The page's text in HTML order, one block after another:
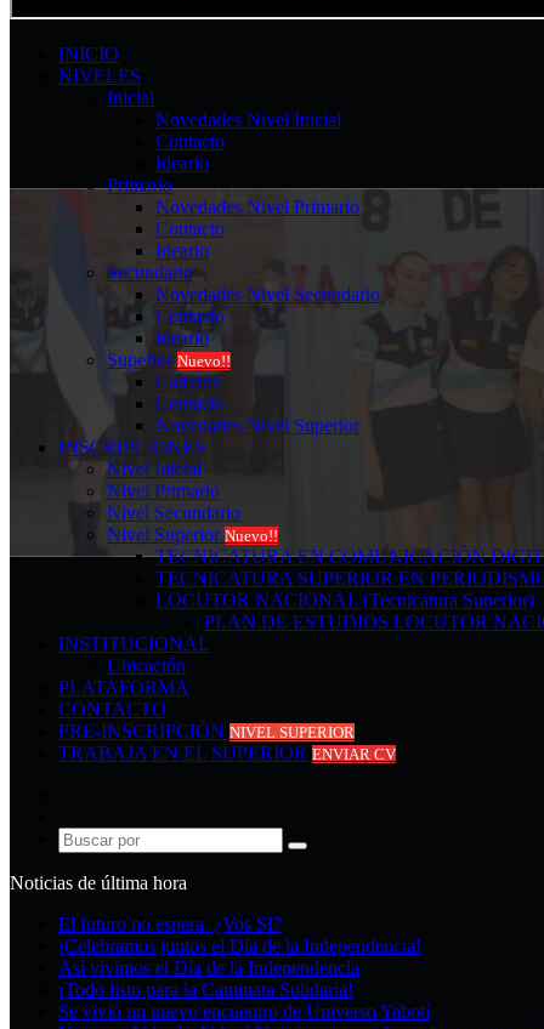
INICIO
NIVELES
Inicial
Novedades Nivel Inicial
Contacto
Ideario
Primario
Novedades Nivel Primario
Contacto
Ideario
Secundario
Novedades Nivel Secundario
Contacto
Ideario
SuperiorNuevo!!
Carreras
Contacto
Novedades Nivel Superior
INSCRIPCIONES
Nivel Inicial
Nivel Primario
Nivel Secundario
Nivel Superior Nuevo!!
TECNICATURA EN COMUNICACIÓN
TECNICATURA SUPERIOR EN
LOCUTOR NACIONAL (Tecnicatura Superior)
PLAN DE ESTUDIOS LOCUTOR
INSTITUCIONAL
Ubicación
PLATAFORMA
CONTACTO
PRE-INSCRIPCIÓN NIVEL SUPERIOR
TRABAJA EN EL SUPERIOR ENVIAR CV
al
azar
Buscar
Noticias de última hora
El futuro no espera. ¿Vos SI?
¡Celebramos juntos el Día de la Independencia!
Así vivimos el Día de la Independencia
¡Todo listo para la Caminata Solidaria!
Se vivió un nuevo encuentro de Universo Yabotí